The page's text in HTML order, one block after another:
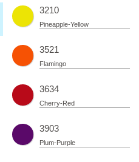
3210
Pineapple-Yellow
3521
Flamingo
3634
Cherry-Red
3903
Plum-Purple